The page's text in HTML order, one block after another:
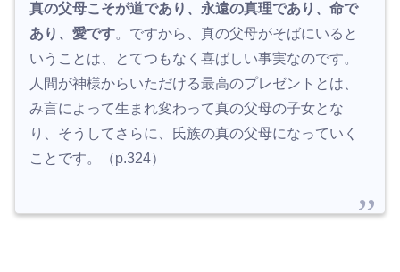
真の父母こそが道であり、永遠の真理であり、命で
あり、愛です。ですから、真の父母がそばにいると
いうことは、とてつもなく喜ばしい事実なのです。
人間が神様からいただける最高のプレゼントとは、
み言によって生まれ変わって真の父母の子女とな
り、そうしてさらに、氏族の真の父母になっていく
ことです。（p.324）